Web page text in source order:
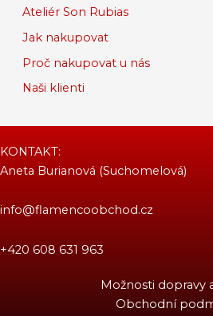
Ateliér Son Rubias
Jak nakupovat
Proč nakupovat u nás
Naši klienti
KONTAKT:
Aneta Burianová (Suchomelová)
info@flamencoobchod.cz
+420 608 631 963
Možnosti dopravy
Obchodní